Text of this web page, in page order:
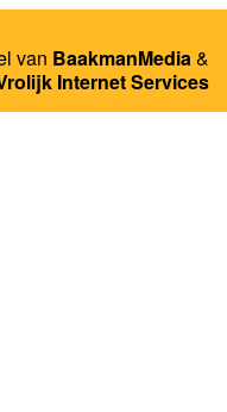
van BaakmanMedia&
Internet Services